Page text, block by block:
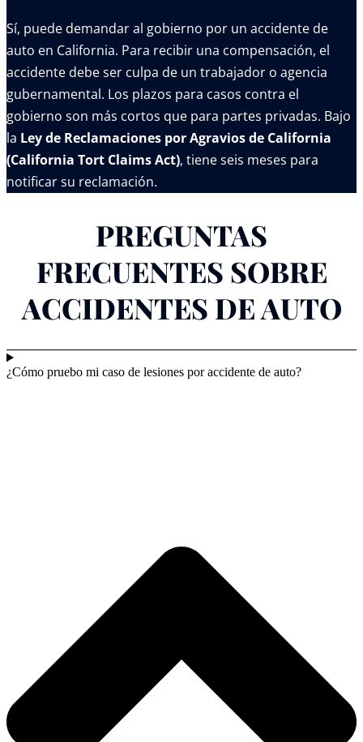
Sí, puede demandar al gobierno por un accidente de
auto en California. Para recibir una compensación, el
accidente debe ser culpa de un trabajador o agencia
gubernamental. Los plazos para casos contra el
gobierno son más cortos que para partes privadas. Bajo
la Ley de Reclamaciones por Agravios de California
(California Tort Claims Act), tiene seis meses para
notificar su reclamación.
PREGUNTAS
FRECUENTES SOBRE
ACCIDENTES DE AUTO
¿Cómo pruebo mi caso de lesiones por accidente de auto?